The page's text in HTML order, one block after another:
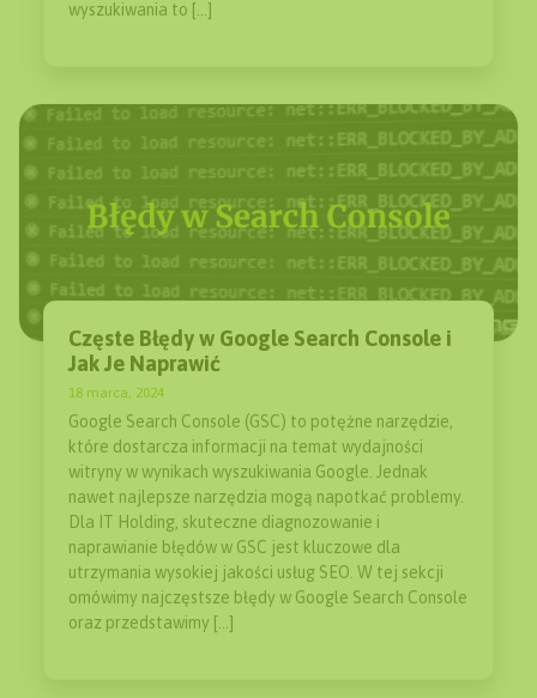
wyszukiwania to […]
Częste Błędy w Google Search Console i
Jak Je Naprawić
18 marca, 2024
Google Search Console (GSC) to potężne narzędzie,
które dostarcza informacji na temat wydajności
witryny w wynikach wyszukiwania Google. Jednak
nawet najlepsze narzędzia mogą napotkać problemy.
Dla IT Holding, skuteczne diagnozowanie i
naprawianie błędów w GSC jest kluczowe dla
utrzymania wysokiej jakości usług SEO. W tej sekcji
omówimy najczęstsze błędy w Google Search Console
oraz przedstawimy […]